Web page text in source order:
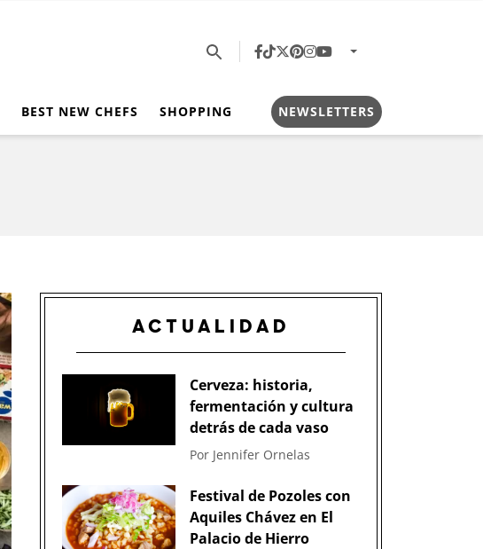
BEST NEW CHEFS SHOPPING NEWSLETTERS
ACTUALIDAD
Cerveza: historia,
fermentación y cultura
detrás de cada vaso
Por Jennifer Ornelas
Festival de Pozoles con
Aquiles Chávez en El
Palacio de Hierro